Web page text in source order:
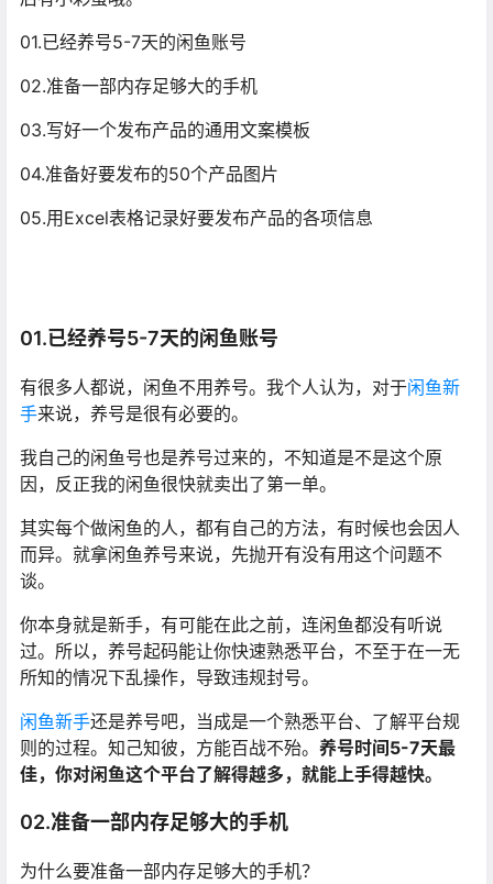
01.已经养号5-7天的闲鱼账号
02.准备一部内存足够大的手机
03.写好一个发布产品的通用文案模板
04.准备好要发布的50个产品图片
05.用Excel表格记录好要发布产品的各项信息
01.已经养号5-7天的闲鱼账号
有很多人都说，闲鱼不用养号。我个人认为，对于闲鱼新
手来说，养号是很有必要的。
我自己的闲鱼号也是养号过来的，不知道是不是这个原
因，反正我的闲鱼很快就卖出了第一单。
其实每个做闲鱼的人，都有自己的方法，有时候也会因人
而异。就拿闲鱼养号来说，先抛开有没有用这个问题不
谈。
你本身就是新手，有可能在此之前，连闲鱼都没有听说
过。所以，养号起码能让你快速熟悉平台，不至于在一无
所知的情况下乱操作，导致违规封号。
闲鱼新手还是养号吧，当成是一个熟悉平台、了解平台规
则的过程。知己知彼，方能百战不殆。 养号时间5-7天最
佳，你对闲鱼这个平台了解得越多，就能上手得越快。
02.准备一部内存足够大的手机
为什么要准备一部内存足够大的手机？